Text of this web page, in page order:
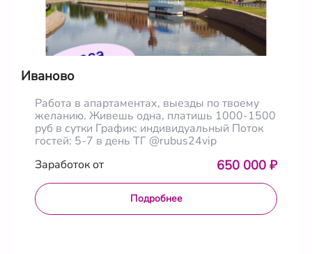
Иваново
Работа в апартаментах, выезды по твоему
желанию. Живешь одна, платишь 1000-1500
руб в сутки График: индивидуальный Поток
гостей: 5-7 в день ТГ @rubus24vip
Заработок от
650 000 ₽
Подробнее